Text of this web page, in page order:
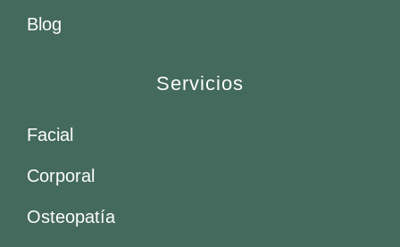
Blog
Servicios
Facial
Corporal
Osteopatía